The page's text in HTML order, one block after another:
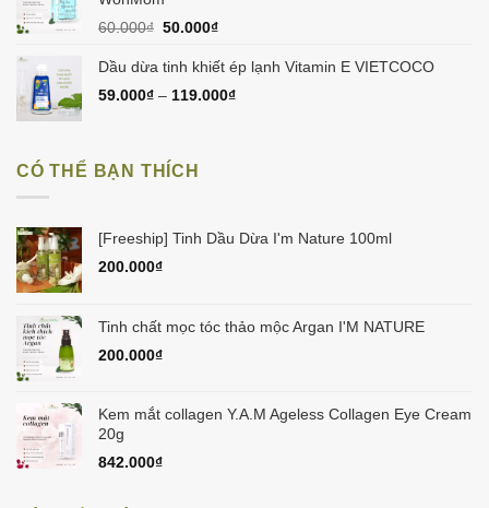
60.000₫ Giá
là:
50.000₫Giá
tại
50.000₫.
Dầu dừa tinh khiết ép lạnh Vitamin E VIETCOCO
59.000₫ – 119.000₫
CÓ THỂ BẠN THÍCH
[Freeship] Tinh Dầu Dừa I'm Nature 100ml
200.000₫
Tinh chất mọc tóc thảo mộc Argan I'M NATURE
200.000₫
Kem mắt collagen Y.A.M Ageless Collagen Eye Cream
20g
842.000₫